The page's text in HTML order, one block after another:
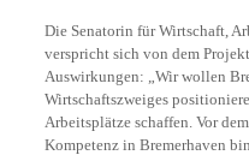
Die Senatorin für Wirtschaft,
verspricht sich von dem
Auswirkungen: „Wir wollen
Wirtschaftszweiges
Arbeitsplätze schaffen. Vor
Kompetenz in Bremerhaven